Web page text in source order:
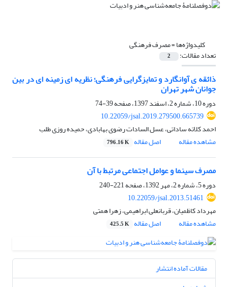
کلیدواژه‌ها =مصرف فرهنگی
تعداد مقالات: 2
ذائقه ی آوانگارد و تمایزگرایی فرهنگی؛ نظریه ای زمینه ای در بین
جوانان شهر تهران
دوره 10، شماره 2، اسفند 1397، صفحه
39-74
10.22059/jsal.2019.279500.665739
احمد کلاته ساداتی، عسل السادات رضوی بهابادی، حمیده روزی طلب
مشاهده مقاله
اصل مقاله 796.16 K
مصرف سینما و عوامل اجتماعی مرتبط با آن
دوره 5، شماره 2، مهر 1392، صفحه
221-240
10.22059/jsal.2013.51461
مهرداد کاظمیان، قربانعلی ابراهیمی، زهرا همتی
مشاهده مقاله
اصل مقاله 425.5 K
مقالات آماده انتشار